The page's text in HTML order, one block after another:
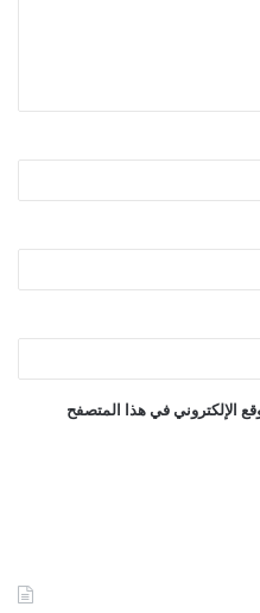
الإلكتروني في هذا المتصفح